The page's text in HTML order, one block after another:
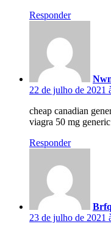
Responder
22 de julho de 2021
cheap canadian
viagra 50 mg generic
Responder
23 de julho de 2021